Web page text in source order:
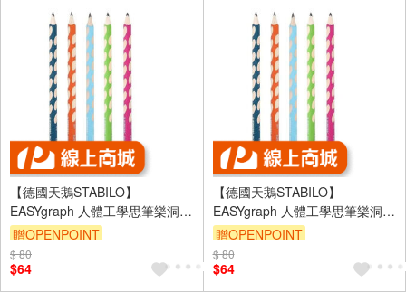
【德國天鵝STABILO】
EASYgraph 人體工學思筆樂洞洞
鉛筆(多色)左/右手右手2B藍綠
(ST322/2B)
贈OPENPOINT
$ 80
$64
【德國天鵝STABILO】
EASYgraph 人體工學思筆樂洞洞
鉛筆(多色)左/右手右手2B淺綠
(ST322/04-2B)
贈OPENPOINT
$ 80
$64